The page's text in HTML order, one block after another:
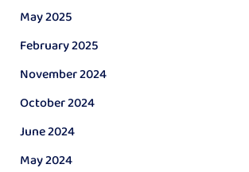
May 2025
February 2025
November 2024
October 2024
June 2024
May 2024